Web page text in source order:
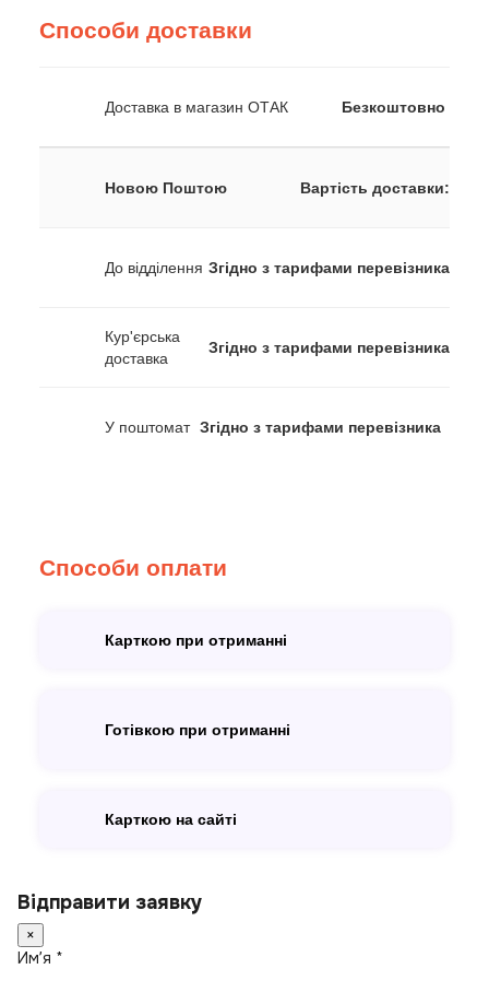
Способи доставки
Доставка в магазин ОТАК Безкоштовно
Новою Поштою Вартість доставки:
До відділення Згідно з тарифами перевізника
Кур'єрська
доставка
Згідно з тарифами перевізника
У поштомат Згідно з тарифами перевізника
Способи оплати
Карткою при отриманні
Готівкою при отриманні
Карткою на сайті
Відправити заявку
×
Имʼя *